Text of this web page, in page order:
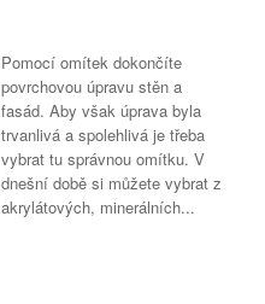
Pomocí omítek dokončíte
povrchovou úpravu stěn a
fasád. Aby však úprava byla
trvanlivá a spolehlivá je třeba
vybrat tu správnou omítku. V
dnešní době si můžete vybrat z
akrylátových, minerálních...